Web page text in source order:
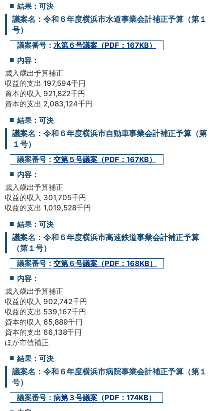
結果：可決
議案名：令和６年度横浜市水道事業会計補正予算（第１
号）
議案番号： 水第６号議案（PDF：167KB）
内容：
歳入歳出予算補正
収益的支出 197,594千円
資本的収入 921,822千円
資本的支出 2,083,124千円
結果：可決
議案名：令和６年度横浜市自動車事業会計補正予算（第
１号）
議案番号： 交第５号議案（PDF：167KB）
内容：
歳入歳出予算補正
収益的収入 301,705千円
収益的支出 1,019,528千円
結果：可決
議案名：令和６年度横浜市高速鉄道事業会計補正予算
（第１号）
議案番号： 交第６号議案（PDF：168KB）
内容：
歳入歳出予算補正
収益的収入 902,742千円
収益的支出 539,167千円
資本的収入 65,889千円
資本的支出 66,138千円
ほか市債補正
結果：可決
議案名：令和６年度横浜市病院事業会計補正予算（第１
号）
議案番号： 病第３号議案（PDF：174KB）